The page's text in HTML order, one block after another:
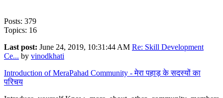
Posts: 379
Topics: 16
Last post: June 24, 2019, 10:31:44 AM Re: Skill Development
Ce... by vinodkhati
Introduction of MeraPahad Community - मेरा पहाड़ के सदस्यों का
परिचय